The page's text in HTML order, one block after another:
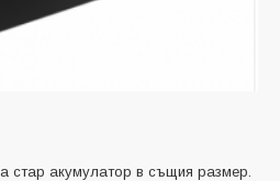
стар акумулатор в същия размер.